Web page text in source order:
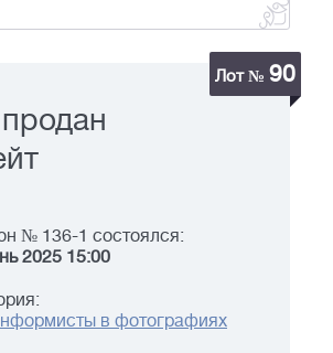
Лот № 90
№ 136-1 состоялся:
2025 15:00
в фотографиях